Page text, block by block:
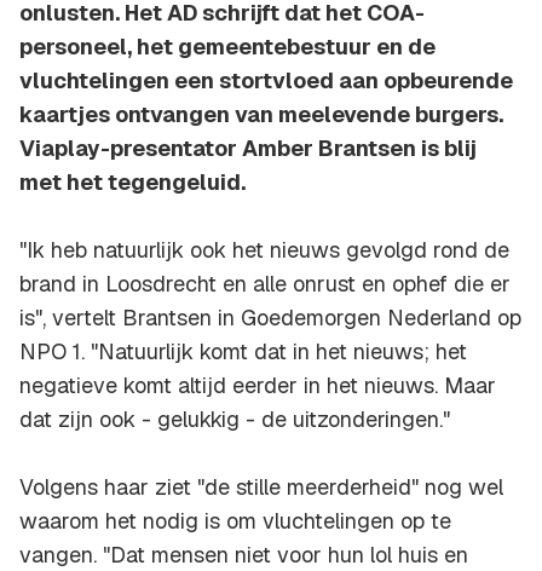
onlusten. Het AD schrijft dat het COA-
personeel, het gemeentebestuur en de
vluchtelingen een stortvloed aan opbeurende
kaartjes ontvangen van meelevende burgers.
Viaplay-presentator Amber Brantsen is blij
met het tegengeluid.
"Ik heb natuurlijk ook het nieuws gevolgd rond de
brand in Loosdrecht en alle onrust en ophef die er
is", vertelt Brantsen in Goedemorgen Nederland op
NPO 1. "Natuurlijk komt dat in het nieuws; het
negatieve komt altijd eerder in het nieuws. Maar
dat zijn ook - gelukkig - de uitzonderingen."
Volgens haar ziet "de stille meerderheid" nog wel
waarom het nodig is om vluchtelingen op te
vangen. "Dat mensen niet voor hun lol huis en